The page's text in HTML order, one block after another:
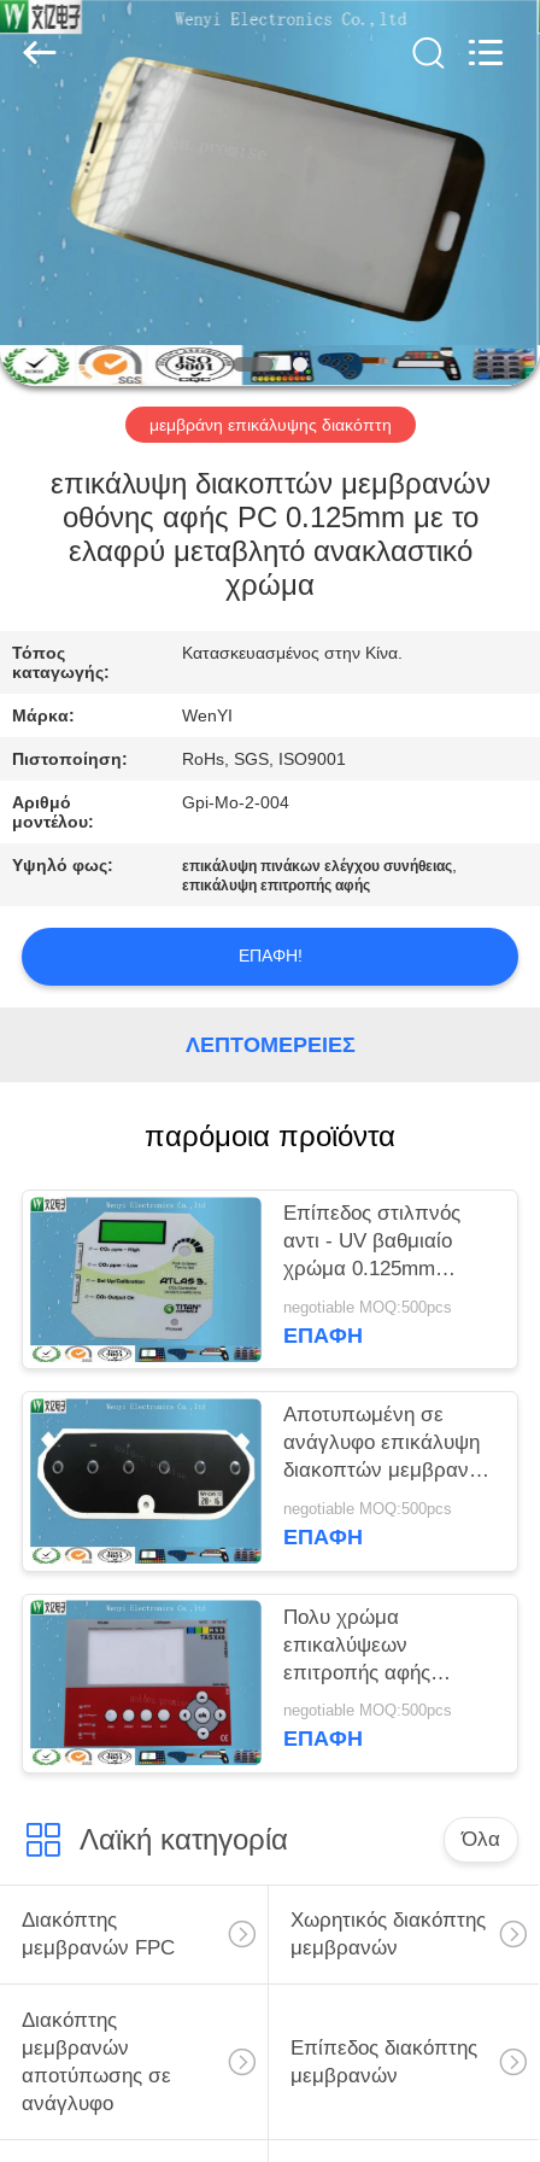
ΣΠΊΤΙ
ΠΡΟΪΌΝΤΑ
ΠΕΡΊΠΟΥ
ΕΜΕΊΣ
ΓΎΡΟΣ
ΕΡΓΟΣΤΑΣΊΩΝ
ΠΟΙΟΤΙΚΌΣ
ΈΛΕΓΧΟΣ
ΕΛΆΤΕ
ΣΕ
ΕΠΑΦΉ
ΖΗΤΉΣΤΕ
ΑΠΌΣΠΑΣΜΑ
Jinyuanhang
Electronic
Technology
Co.,
Reserved.
μεμβράνη επικάλυψης διακόπτη
επικάλυψη διακοπτών μεμβρανών
οθόνης αφής PC 0.125mm με το
ελαφρύ μεταβλητό ανακλαστικό
χρώμα
Τόπος
καταγωγής:
Κατασκευασμένος στην Κίνα.
Μάρκα: WenYI
Πιστοποίηση: RoHs, SGS, ISO9001
Αριθμό
μοντέλου:
Gpi-Mo-2-004
Υψηλό φως: επικάλυψη πινάκων ελέγχου συνήθειας,
επικάλυψη επιτροπής αφής
ΕΠΑΦΉ!
ΛΕΠΤΟΜΈΡΕΙΕΣ
παρόμοια προϊόντα
Επίπεδος στιλπνός
αντι - UV βαθμιαίο
χρώμα 0.125mm
επικαλύψεων
παραθύρων Transluent
πολυεστέρα
negotiable MOQ:500pcs
ΕΠΑΦΉ
Αποτυπωμένη σε
ανάγλυφο επικάλυψη
διακοπτών μεμβρανών
πολυεστέρα 0.125mm
στιλπνή με τον
negotiable MOQ:500pcs
ΕΠΑΦΉ
Πολυ χρώμα
επικαλύψεων
επιτροπής αφής
αριθμητικών
πληκτρολογίων
υλών
negotiable MOQ:500pcs
ΕΠΑΦΉ
Λαϊκή κατηγορία Όλα
Διακόπτης
μεμβρανών FPC
Χωρητικός διακόπτης
μεμβρανών
Διακόπτης
μεμβρανών
αποτύπωσης σε
ανάγλυφο
Επίπεδος διακόπτης
μεμβρανών